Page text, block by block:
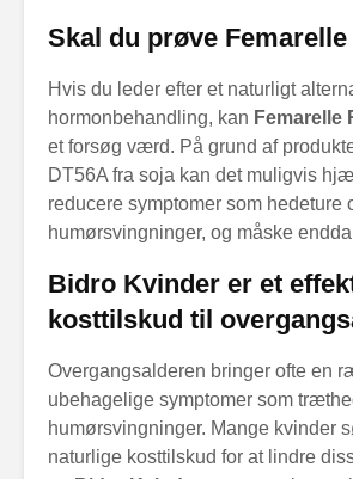
Skal du prøve
Hvis du leder efter et naturligt
hormonbehandling, kan Femarelle
et forsøg værd. På grund af
DT56A fra soja kan det muligvis
reducere symptomer som hedeture
humørsvingninger, og måske
Bidro Kvinder er et
kosttilskud til
Overgangsalderen bringer ofte en
ubehagelige symptomer som
humørsvingninger. Mange kvinder
naturlige kosttilskud for at lindre